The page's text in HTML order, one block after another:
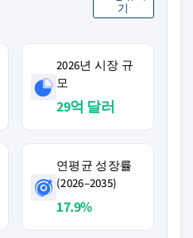
기
2026년 시장 규
모
29억 달러
연평균 성장률
(2026–2035)
17.9%